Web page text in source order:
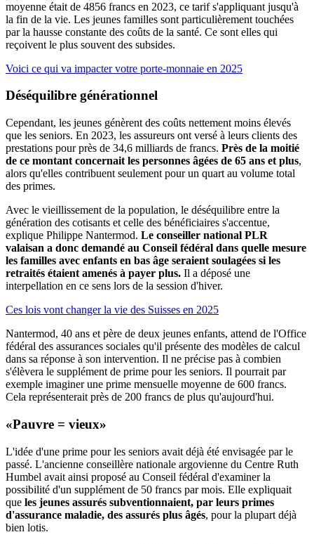
moyenne était de 4856 francs en 2023, ce tarif s'appliquant jusqu'à
la fin de la vie. Les jeunes familles sont particulièrement touchées
par la hausse constante des coûts de la santé. Ce sont elles qui
reçoivent le plus souvent des subsides.
Voici ce qui va impacter votre porte-monnaie en 2025
Déséquilibre générationnel
Cependant, les jeunes génèrent des coûts nettement moins élevés
que les seniors. En 2023, les assureurs ont versé à leurs clients des
prestations pour près de 34,6 milliards de francs. Près de la moitié
de ce montant concernait les personnes âgées de 65 ans et plus,
alors qu'elles contribuent seulement pour un quart au volume total
des primes.
Avec le vieillissement de la population, le déséquilibre entre la
génération des cotisants et celle des bénéficiaires s'accentue,
explique Philippe Nantermod. Le conseiller national PLR
valaisan a donc demandé au Conseil fédéral dans quelle mesure
les familles avec enfants en bas âge seraient soulagées si les
retraités étaient amenés à payer plus. Il a déposé une
interpellation en ce sens lors de la session d'hiver.
Ces lois vont changer la vie des Suisses en 2025
Nantermod, 40 ans et père de deux jeunes enfants, attend de l'Office
fédéral des assurances sociales qu'il présente des modèles de calcul
dans sa réponse à son intervention. Il ne précise pas à combien
s'élèvera le supplément de prime pour les seniors. Il pourrait par
exemple imaginer une prime mensuelle moyenne de 600 francs.
Cela représenterait près de 200 francs de plus qu'aujourd'hui.
«Pauvre = vieux»
L'idée d'une prime pour les seniors avait déjà été envisagée par le
passé. L'ancienne conseillère nationale argovienne du Centre Ruth
Humbel avait ainsi proposé au Conseil fédéral d'examiner la
possibilité d'un supplément de 50 francs par mois. Elle expliquait
que les jeunes assurés subventionnaient, par leurs primes
d'assurance maladie, des assurés plus âgés, pour la plupart déjà
bien lotis.